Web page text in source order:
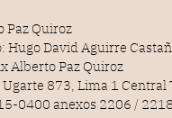
Paz Quiroz
Hugo David Aguirre
Alberto Paz Quiroz
Ugarte 873, Lima 1
0400 anexos 2206 /